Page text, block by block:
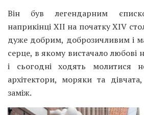
Він був легендарним
наприкінці XII на початку XIV
дуже добрим, доброзичливим і
серце, в якому вистачало любові
і сьогодні ходять молитися
архітектори, моряки та
заміж.